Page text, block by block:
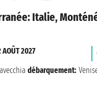
Italie,
AOÛT 2027
débarquement: